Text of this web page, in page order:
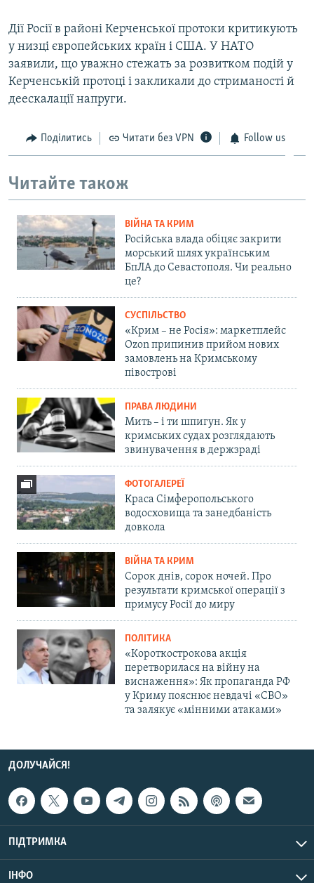
​Дії Росії в районі Керченської протоки критикують
у низці європейських країн і США. У НАТО
заявили, що уважно стежать за розвитком подій у
Керченській протоці і закликали до стриманості й
деескалації напруги.
Поділитись Читати без VPN Follow us
Читайте також
ВІЙНА ТА КРИМ
Російська влада обіцяє закрити
морський шлях українським
БпЛА до Севастополя. Чи реально
це?
СУСПІЛЬСТВО
«Крим – не Росія»: маркетплейс
Ozon припинив прийом нових
замовлень на Кримському
півострові
ПРАВА ЛЮДИНИ
Мить – і ти шпигун. Як у
кримських судах розглядають
звинувачення в держзраді
ФОТОГАЛЕРЕЇ
Краса Сімферопольського
водосховища та занедбаність
довкола
ВІЙНА ТА КРИМ
Сорок днів, сорок ночей. Про
результати кримської операції з
примусу Росії до миру
ПОЛІТИКА
«Короткострокова акція
перетворилася на війну на
виснаження»: Як пропаганда РФ
у Криму пояснює невдачі «СВО»
та залякує «мінними атаками»
ДОЛУЧАЙСЯ!
ПІДТРИМКА
ІНФО